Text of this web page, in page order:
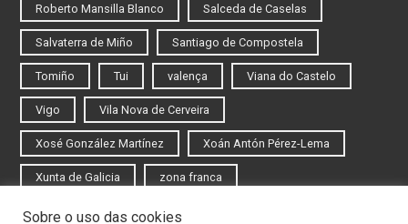
Roberto Mansilla Blanco Salceda de Caselas
Salvaterra de Miño Santiago de Compostela
Tomiño Tui valença Viana do Castelo
Vigo Vila Nova de Cerveira
Xosé González Martínez Xoán Antón Pérez-Lema
Xunta de Galicia zona franca
Sobre o uso das cookies